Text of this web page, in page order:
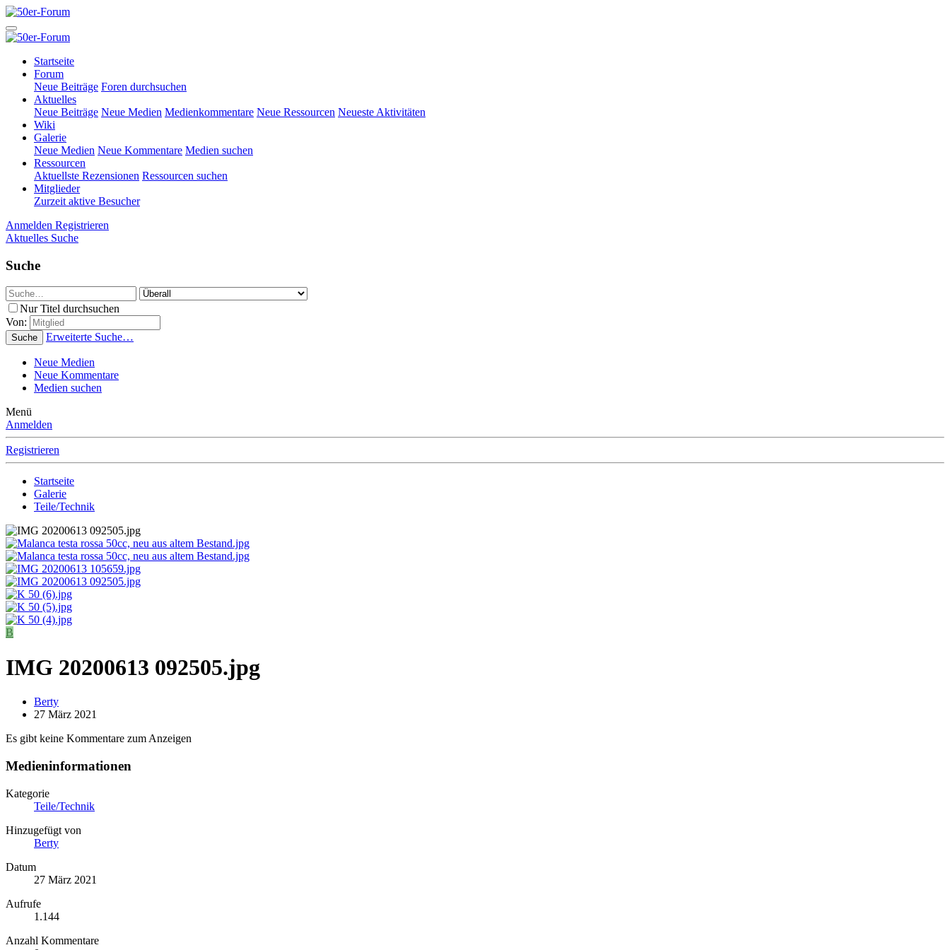
Startseite
Forum
Neue Beiträge Foren durchsuchen
Aktuelles
Neue Beiträge Neue Medien Medienkommentare Neue Ressourcen Neueste Aktivitäten
Wiki
Galerie
Neue Medien Neue Kommentare Medien suchen
Ressourcen
Aktuellste Rezensionen Ressourcen suchen
Mitglieder
Zurzeit aktive Besucher
Anmelden Registrieren
Aktuelles Suche
Suche
Nur Titel durchsuchen
Von:
Suche Erweiterte Suche…
Neue Medien
Neue Kommentare
Medien suchen
Menü
Anmelden
Registrieren
Startseite
Galerie
Teile/Technik
B
IMG 20200613 092505.jpg
Berty
27 März 2021
Es gibt keine Kommentare zum Anzeigen
Medieninformationen
Kategorie
Teile/Technik
Hinzugefügt von
Berty
Datum
27 März 2021
Aufrufe
1.144
Anzahl Kommentare